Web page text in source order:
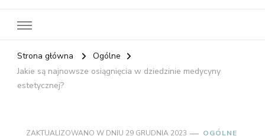
Strona główna
Ogólne
Jakie są najnowsze osiągnięcia w dziedzinie medycyny
estetycznej?
ZAKTUALIZOWANO W DNIU 29 GRUDNIA 2023 OGÓLNE